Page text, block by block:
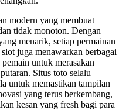
modern yang membuat
tidak monoton. Dengan
menarik, setiap permainan
juga menawarkan berbagai
untuk merasakan
Situs toto selalu
untuk memastikan tampilan
yang terus berkembang,
kesan yang fresh bagi para